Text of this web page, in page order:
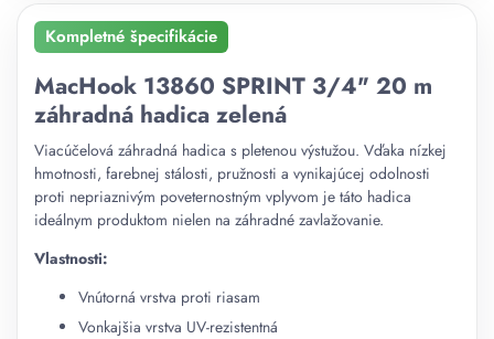
Kompletné špecifikácie
MacHook 13860 SPRINT 3/4" 20 m
záhradná hadica zelená
Viacúčelová záhradná hadica s pletenou výstužou. Vďaka nízkej
hmotnosti, farebnej stálosti, pružnosti a vynikajúcej odolnosti
proti nepriaznivým poveternostným vplyvom je táto hadica
ideálnym produktom nielen na záhradné zavlažovanie.
Vlastnosti:
Vnútorná vrstva proti riasam
Vonkajšia vrstva UV-rezistentná